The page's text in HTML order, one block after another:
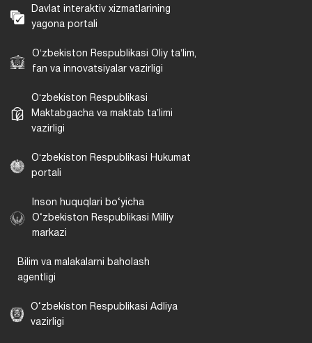
Davlat interaktiv xizmatlarining
yagona portali
Oʻzbekiston Respublikasi Oliy taʼlim,
fan va innovatsiyalar vazirligi
Oʻzbekiston Respublikasi
Maktabgacha va maktab taʼlimi
vazirligi
Oʻzbekiston Respublikasi Hukumat
portali
Inson huquqlari bo‘yicha
O‘zbekiston Respublikasi Milliy
markazi
Bilim va malakalarni baholash
agentligi
O‘zbekiston Respublikasi Adliya
vazirligi